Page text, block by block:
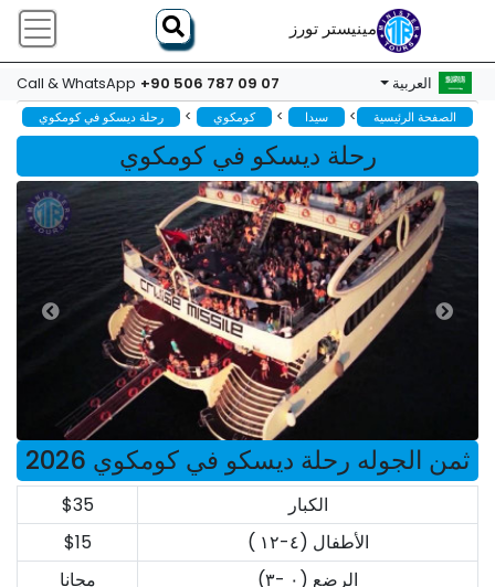
مينيستر تورز
العربية Call & WhatsApp +90 506 787 09 07
الصفحة الرئيسية > سيدا > كومكوي > رحلة ديسكو في كومكوي
رحلة ديسكو في كومكوي
ثمن الجوله رحلة ديسكو في كومكوي 2026
الكبار
$35
الأطفال (٤-١٢ )
$15
الرضع (٠ -٣)
مجانا